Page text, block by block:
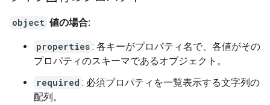
object 値の場合:
properties : 各キーがプロパティ名で、各値がその
プロパティのスキーマであるオブジェクト。
required : 必須プロパティを一覧表示する文字列の
配列。